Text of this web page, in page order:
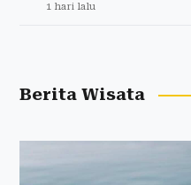
1 hari lalu
Berita Wisata